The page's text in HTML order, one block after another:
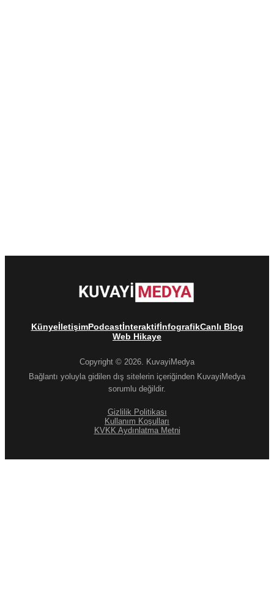
KünyeİletişimPodcastİnteraktifİnfografikCanlı Blog
Web Hikaye
Copyright © 2026. KuvayiMedya
Bağlantı yoluyla gidilen dış sitelerin içeriğinden KuvayiMedya
sorumlu değildir.
Gizlilik Politikası
Kullanım Koşulları
KVKK Aydınlatma Metni